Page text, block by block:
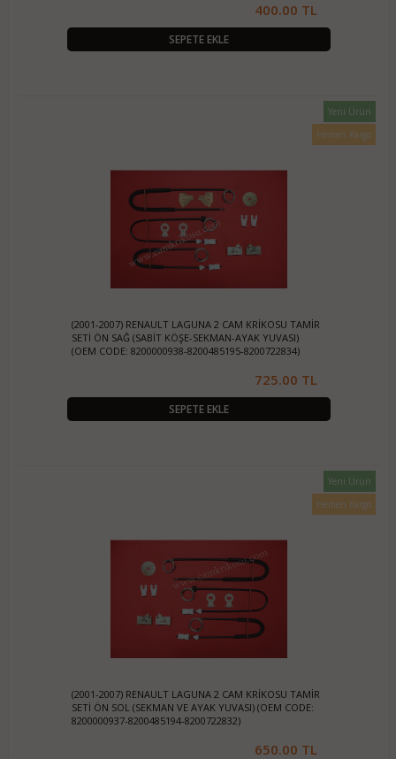
400.00 TL
SEPETE EKLE
Yeni Ürün
Hemen Kargo
(2001-2007) RENAULT LAGUNA 2 CAM KRİKOSU TAMİR
SETİ ÖN SAĞ (SABİT KÖŞE-SEKMAN-AYAK YUVASI)
(OEM CODE: 8200000938-8200485195-8200722834)
725.00 TL
SEPETE EKLE
Yeni Ürün
Hemen Kargo
(2001-2007) RENAULT LAGUNA 2 CAM KRİKOSU TAMİR
SETİ ÖN SOL (SEKMAN VE AYAK YUVASI) (OEM CODE:
8200000937-8200485194-8200722832)
650.00 TL